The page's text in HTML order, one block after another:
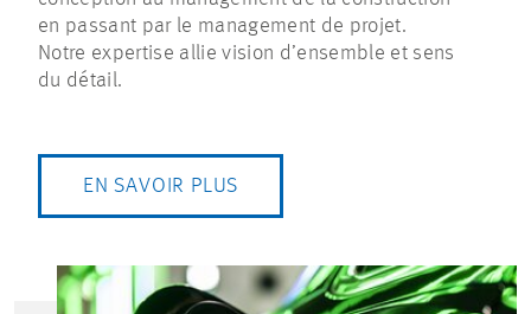
en passant par le management de projet.
Notre expertise allie vision d’ensemble et sens
du détail.
EN SAVOIR PLUS